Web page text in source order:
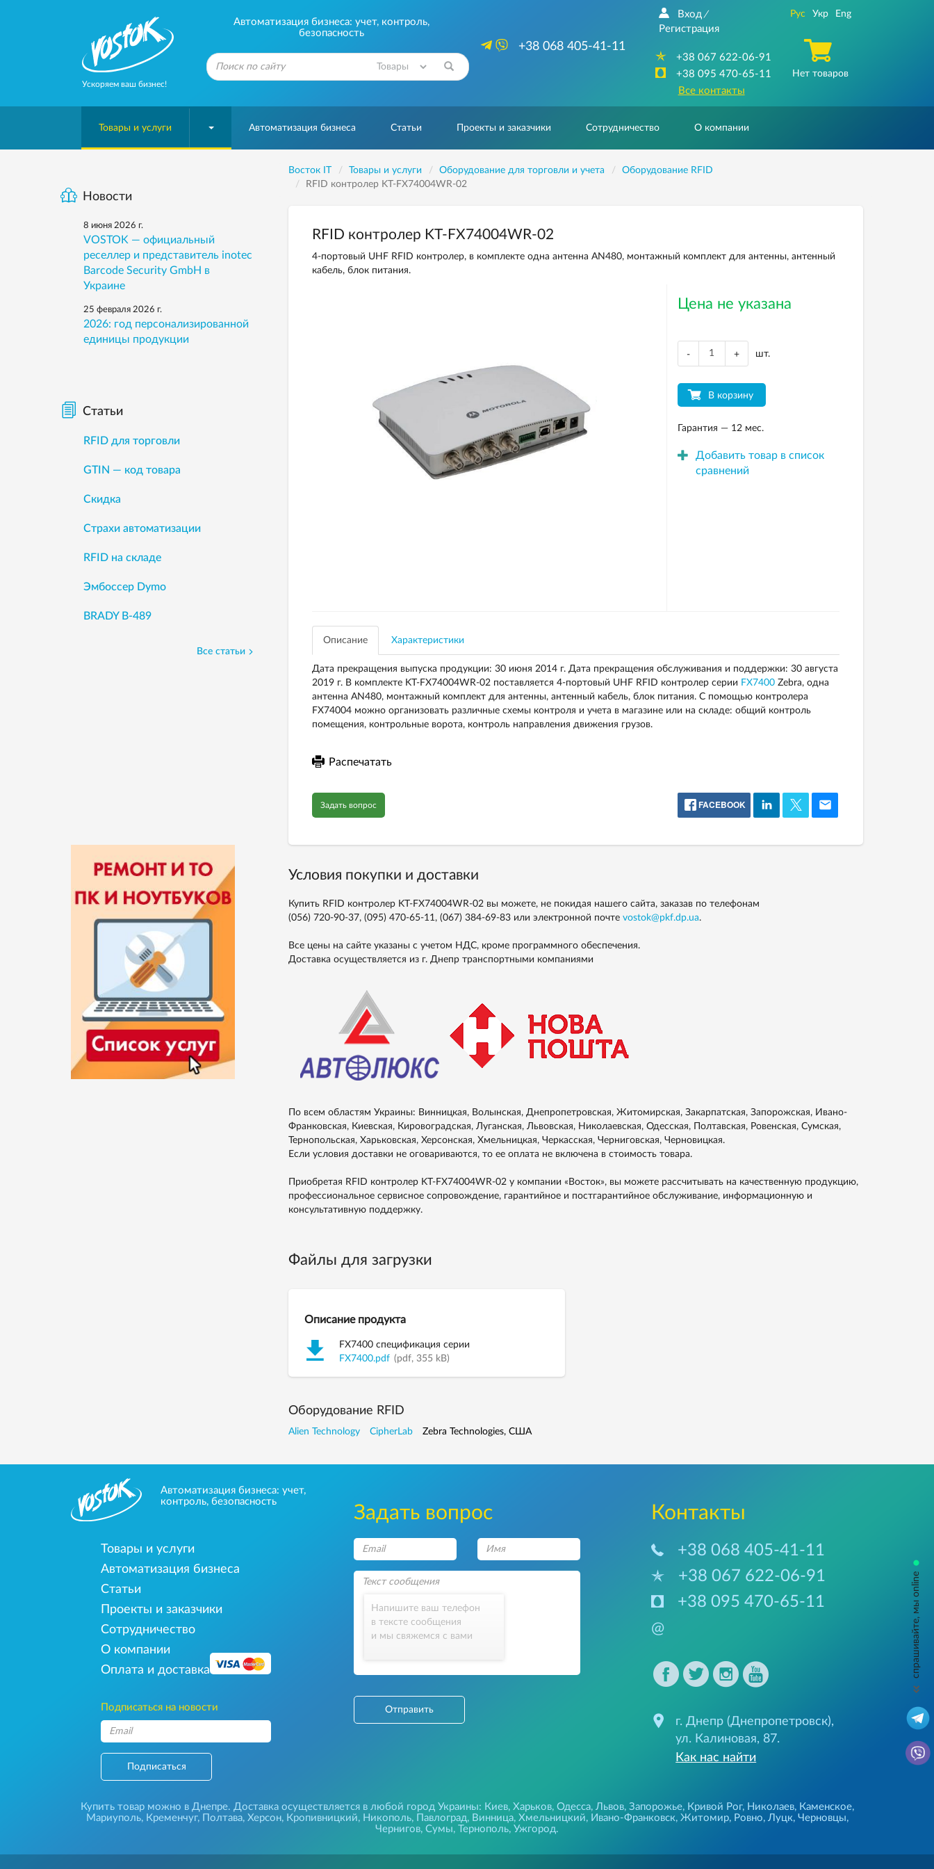
Ускоряем ваш бизнес!
Автоматизация бизнеса: учет, контроль,
безопасность
+38 068 405-41-11
Вход /
Регистрация
+38 067 622-06-91
+38 095 470-65-11
Все контакты
Рус Укр Eng
Нет товаров
Товары и услуги Автоматизация бизнеса Статьи Проекты и заказчики Сотрудничество О компании
Восток IT Товары и услуги Оборудование для торговли и учета
Оборудование RFID
RFID контролер KT-FX74004WR-02
RFID контролер KT-FX74004WR-02
4-портовый UHF RFID контролер, в комплекте одна антенна AN480, монтажный комплект для антенны, антенный
кабель, блок питания.
Цена не указана
- + шт.
В корзину
Гарантия — 12 мес.
Добавить товар в список
сравнений
Описание Характеристики
Дата прекращения выпуска продукции: 30 июня 2014 г. Дата прекращения обслуживания и поддержки: 30 августа
2019 г. В комплекте KT-FX74004WR-02 поставляется 4-портовый UHF RFID контролер серии FX7400Zebra, одна
антенна AN480, монтажный комплект для антенны, антенный кабель, блок питания. С помощью контролера
FX74004 можно организовать различные схемы контроля и учета в магазине или на складе: общий контроль
помещения, контрольные ворота, контроль направления движения грузов.
Распечатать
Задать вопрос FACEBOOK
Условия покупки и доставки
Купить RFID контролер KT-FX74004WR-02 вы можете, не покидая нашего сайта, заказав по телефонам
(056) 720-90-37, (095) 470-65-11, (067) 384-69-83или электронной почте vostok@pkf.dp.ua.
Все цены на сайте указаны с учетом НДС, кроме программного обеспечения.
Доставка осуществляется из г. Днепр транспортными компаниями
По всем областям Украины: Винницкая, Волынская, Днепропетровская, Житомирская, Закарпатская, Запорожская, Ивано-
Франковская, Киевская, Кировоградская, Луганская, Львовская, Николаевская, Одесская, Полтавская, Ровенская, Сумская,
Тернопольская, Харьковская, Херсонская, Хмельницкая, Черкасская, Черниговская, Черновицкая.
Если условия доставки не оговариваются, то ее оплата не включена в стоимость товара.
Приобретая RFID контролер KT-FX74004WR-02 у компании «Восток», вы можете рассчитывать на качественную продукцию,
профессиональное сервисное сопровождение, гарантийное и постгарантийное обслуживание, информационную и
консультативную поддержку.
Файлы для загрузки
Описание продукта
FX7400 спецификация серии
FX7400.pdf (pdf, 355 kB)
Оборудование RFID
Alien Technology CipherLab Zebra Technologies, США
Новости
8 июня 2026 г.
VOSTOK — официальный
реселлер и представитель inotec
Barcode Security GmbH в
Украине
25 февраля 2026 г.
2026: год персонализированной
единицы продукции
Статьи
RFID для торговли
GTIN — код товара
Скидка
Страхи автоматизации
RFID на складе
Эмбоссер Dymo
BRADY B-489
Все статьи
Автоматизация бизнеса: учет,
контроль, безопасность
Товары и услуги
Автоматизация бизнеса
Статьи
Проекты и заказчики
Сотрудничество
О компании
Оплата и доставка
Подписаться на новости
Подписаться
Задать вопрос
Напишите ваш телефон
в тексте сообщения
и мы свяжемся с вами
Отправить
Контакты
+38 068 405-41-11
+38 067 622-06-91
+38 095 470-65-11
@
г. Днепр (Днепропетровск),
ул. Калиновая, 87.
Как нас найти
Купить товар можно в Днепре. Доставка осуществляется в любой город Украины: Киев, Харьков, Одесса, Львов, Запорожье, Кривой Рог, Николаев, Каменское,
Мариуполь, Кременчуг, Полтава, Херсон, Кропивницкий, Никополь, Павлоград, Винница, Хмельницкий, Ивано-Франковск, Житомир, Ровно, Луцк, Черновцы,
Чернигов, Сумы, Тернополь, Ужгород.
спрашивайте, мы online
•